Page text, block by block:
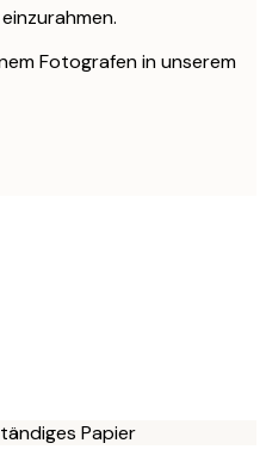
Fotografen in unserem
Papier